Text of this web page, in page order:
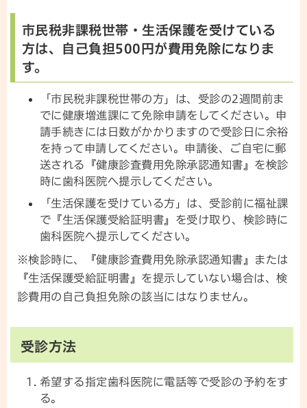
市民税非課税世帯・生活保護を受けている
方は、自己負担500円が費用免除になりま
す。
「市民税非課税世帯の方」は、受診の2週間前ま
でに健康増進課にて免除申請をしてください。申
請手続きには日数がかかりますので受診日に余裕
を持って申請してください。申請後、ご自宅に郵
送される『健康診査費用免除承認通知書』を検診
時に歯科医院へ提示してください。
「生活保護を受けている方」は、受診前に福祉課
で『生活保護受給証明書』を受け取り、検診時に
歯科医院へ提示してください。
※検診時に、『健康診査費用免除承認通知書』または
『生活保護受給証明書』を提示していない場合は、検
診費用の自己負担免除の該当にはなりません。
受診方法
希望する指定歯科医院に電話等で受診の予約をす
る。